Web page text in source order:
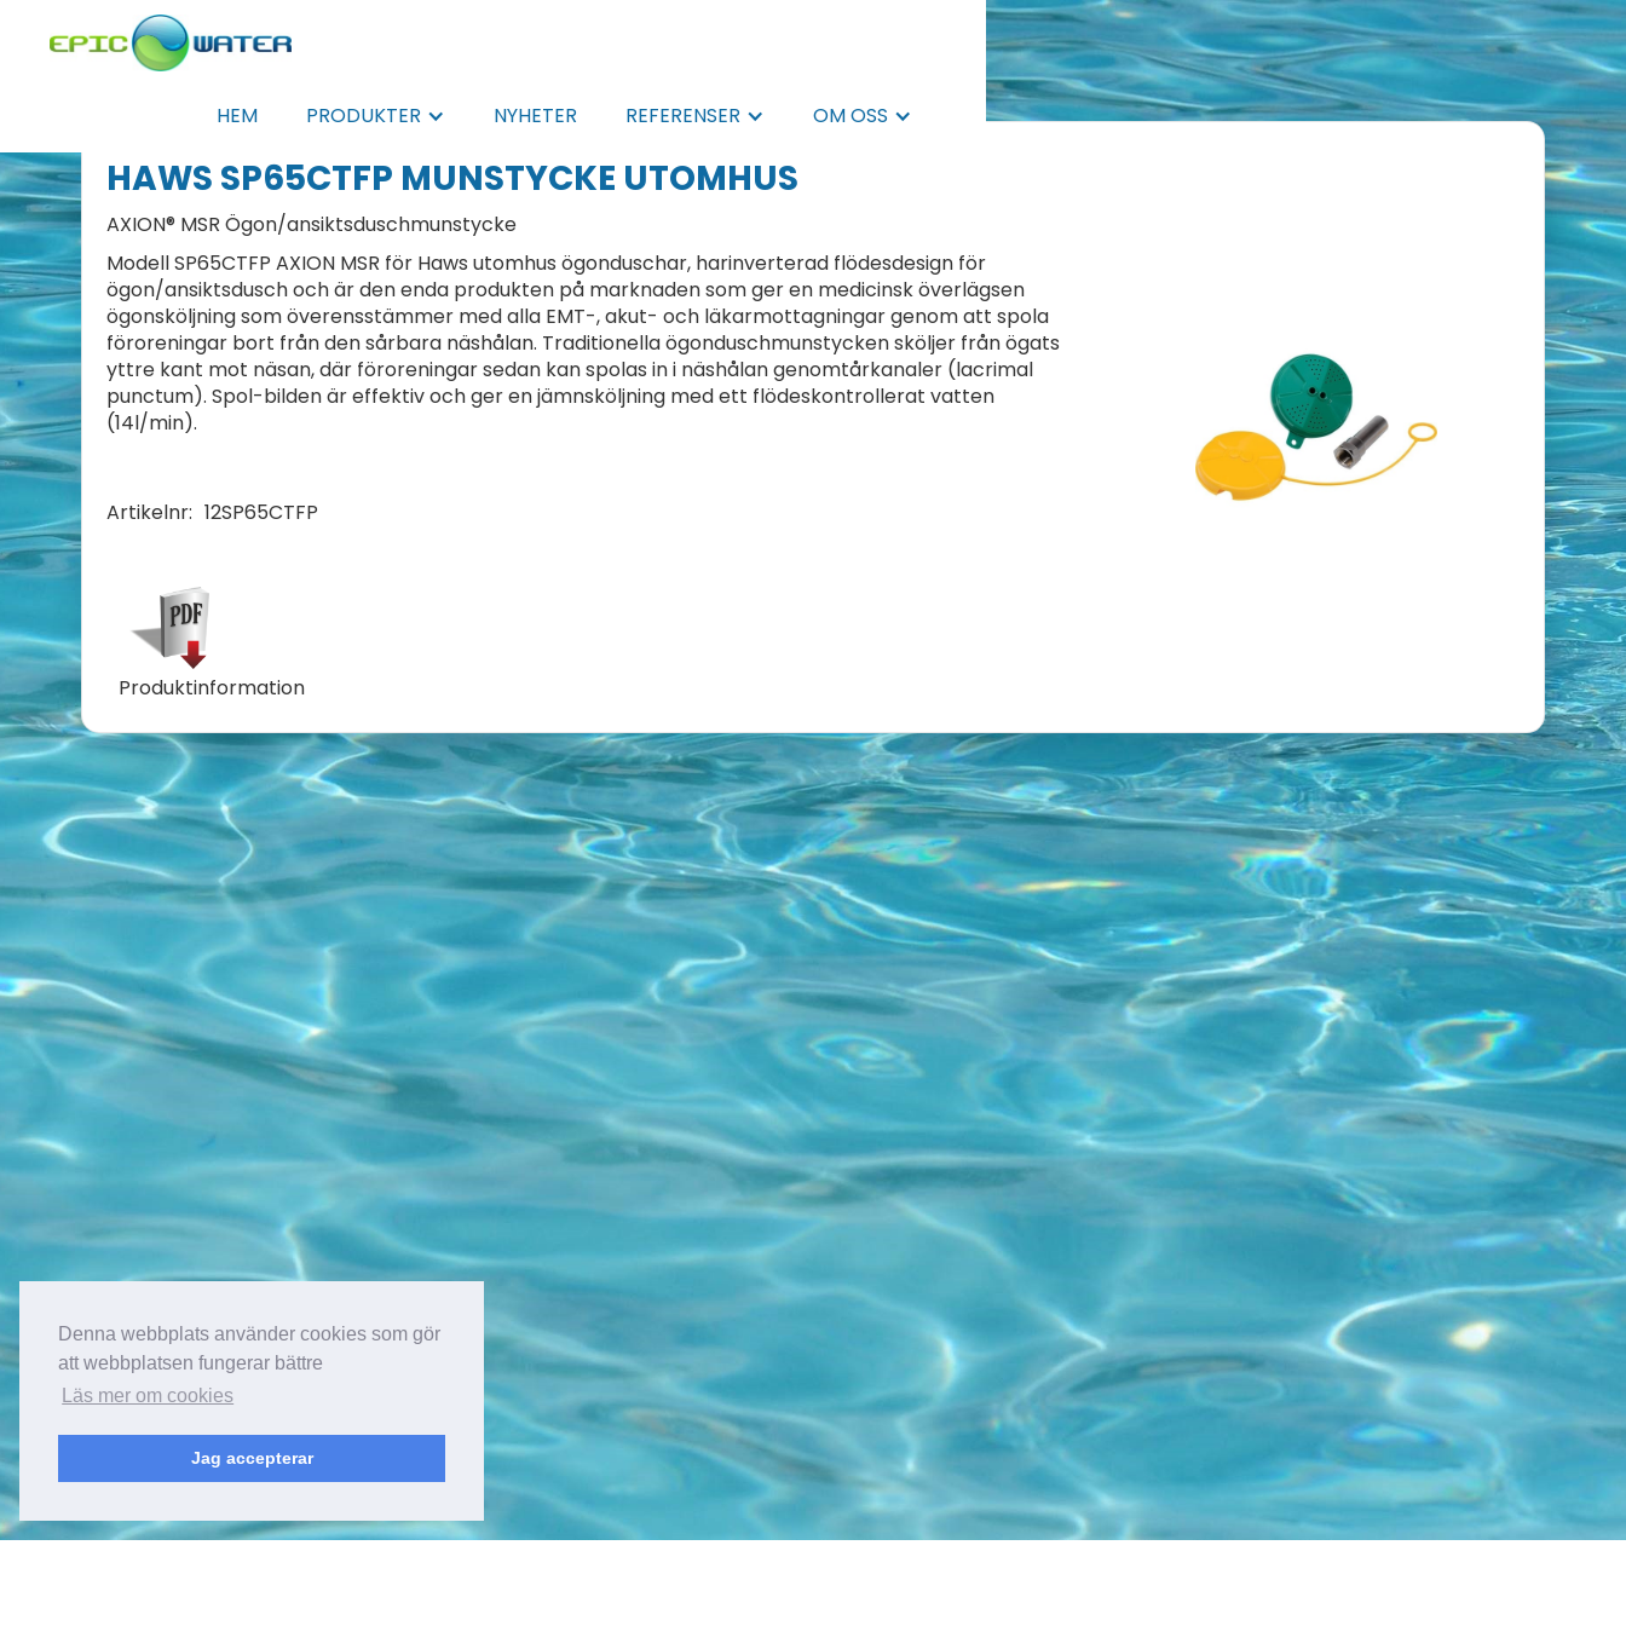
Denna webbplats använder cookies som gör
att webbplatsen fungerar bättre
Läs mer om cookies
Jag accepterar
HEM PRODUKTER NYHETER REFERENSER OM OSS
HAWS SP65CTFP MUNSTYCKE UTOMHUS
AXION® MSR Ögon/ansiktsduschmunstycke
Modell SP65CTFP AXION MSR för Haws utomhus ögonduschar, harinverterad flödesdesign för
ögon/ansiktsdusch och är den enda produkten på marknaden som ger en medicinsk överlägsen
ögonsköljning som överensstämmer med alla EMT-, akut- och läkarmottagningar genom att spola
föroreningar bort från den sårbara näshålan. Traditionella ögonduschmunstycken sköljer från ögats
yttre kant mot näsan, där föroreningar sedan kan spolas in i näshålan genomtårkanaler (lacrimal
punctum). Spol-bilden är effektiv och ger en jämnsköljning med ett flödeskontrollerat vatten
(14l/min).
Artikelnr: 12SP65CTFP
Produktinformation